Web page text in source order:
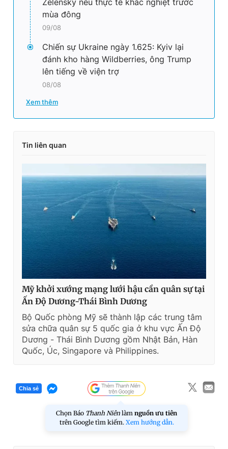
mùa đông
09/08
Chiến sự Ukraine ngày 1.625: Kyiv lại
đánh kho hàng Wildberries, ông Trump
lên tiếng về viện trợ
08/08
Xem thêm
Tin liên quan
Mỹ khởi xướng mạng lưới hậu cần quân sự tại
Ấn Độ Dương-Thái Bình Dương
Bộ Quốc phòng Mỹ sẽ thành lập các trung tâm
sửa chữa quân sự 5 quốc gia ở khu vực Ấn Độ
Dương - Thái Bình Dương gồm Nhật Bản, Hàn
Quốc, Úc, Singapore và Philippines.
Chia sẻ
Chọn Báo Thanh Niên làm nguồn ưu tiên
trên Google tìm kiếm. Xem hướng dẫn.